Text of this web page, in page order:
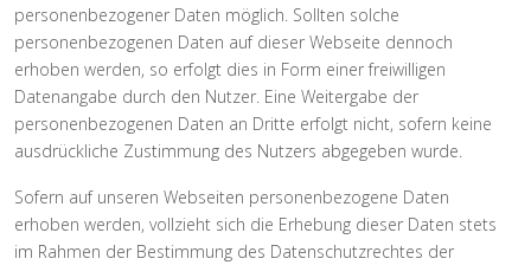
personenbezogener Daten möglich. Sollten solche
personenbezogenen Daten auf dieser Webseite dennoch
erhoben werden, so erfolgt dies in Form einer freiwilligen
Datenangabe durch den Nutzer. Eine Weitergabe der
personenbezogenen Daten an Dritte erfolgt nicht, sofern keine
ausdrückliche Zustimmung des Nutzers abgegeben wurde.
Sofern auf unseren Webseiten personenbezogene Daten
erhoben werden, vollzieht sich die Erhebung dieser Daten stets
im Rahmen der Bestimmung des Datenschutzrechtes der